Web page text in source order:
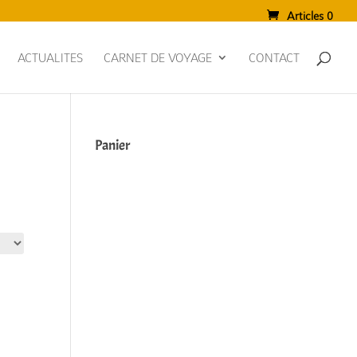
Articles 0
ACTUALITES CARNET DE VOYAGE CONTACT
Panier